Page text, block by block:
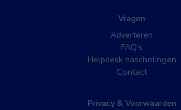
Vragen
Adverteren
FAQ’s
Helpdesk nascholingen
Contact
Privacy & Voorwaarden